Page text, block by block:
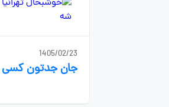
1405/02/23
جان جدتون کسی